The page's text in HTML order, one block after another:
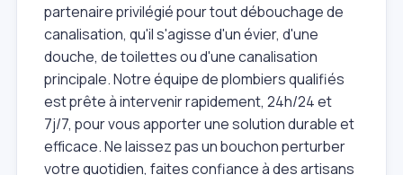
partenaire privilégié pour tout débouchage de
canalisation, qu'il s'agisse d'un évier, d'une
douche, de toilettes ou d'une canalisation
principale. Notre équipe de plombiers qualifiés
est prête à intervenir rapidement, 24h/24 et
7j/7, pour vous apporter une solution durable et
efficace. Ne laissez pas un bouchon perturber
votre quotidien, faites confiance à des artisans